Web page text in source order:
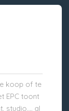
koop of te
EPC toont
studio,… al